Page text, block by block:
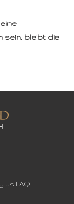
sein, bleibt die
uslFAQl